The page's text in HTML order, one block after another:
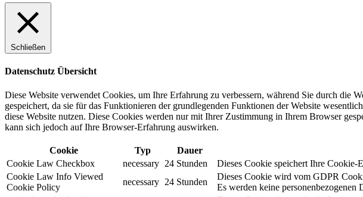
Schließen
Datenschutz Übersicht
Diese Website verwendet Cookies, um Ihre Erfahrung zu verbessern, während Sie durch die
gespeichert, da sie für das Funktionieren der grundlegenden Funktionen der Website
diese Website nutzen. Diese Cookies werden nur mit Ihrer Zustimmung in Ihrem Browser
kann sich jedoch auf Ihre Browser-Erfahrung auswirken.
Cookie Typ Dauer
Cookie Law Checkbox
necessary 24 Stunden
Dieses Cookie speichert Ihre Cookie-
Cookie Law Info Viewed
Cookie Policy
necessary 24 Stunden
Dieses Cookie wird vom GDPR
Es werden keine personenbezogenen